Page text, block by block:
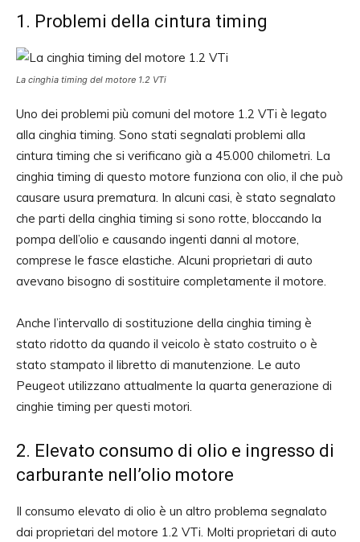
1. Problemi della cintura timing
La cinghia timing del motore 1.2 VTi
Uno dei problemi più comuni del motore 1.2 VTi è legato
alla cinghia timing. Sono stati segnalati problemi alla
cintura timing che si verificano già a 45.000 chilometri. La
cinghia timing di questo motore funziona con olio, il che può
causare usura prematura. In alcuni casi, è stato segnalato
che parti della cinghia timing si sono rotte, bloccando la
pompa dell’olio e causando ingenti danni al motore,
comprese le fasce elastiche. Alcuni proprietari di auto
avevano bisogno di sostituire completamente il motore.
Anche l’intervallo di sostituzione della cinghia timing è
stato ridotto da quando il veicolo è stato costruito o è
stato stampato il libretto di manutenzione. Le auto
Peugeot utilizzano attualmente la quarta generazione di
cinghie timing per questi motori.
2. Elevato consumo di olio e ingresso di
carburante nell’olio motore
Il consumo elevato di olio è un altro problema segnalato
dai proprietari del motore 1.2 VTi. Molti proprietari di auto